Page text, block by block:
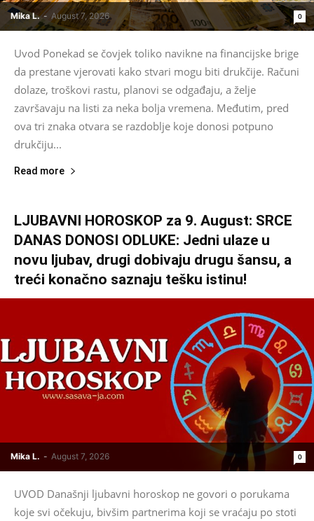
Mika L. - August 7, 2026 0
Uvod Ponekad se čovjek toliko navikne na financijske brige
da prestane vjerovati kako stvari mogu biti drukčije. Računi
dolaze, troškovi rastu, planovi se odgađaju, a želje
završavaju na listi za neka bolja vremena. Međutim, pred
ova tri znaka otvara se razdoblje koje donosi potpuno
drukčiju...
Read more
LJUBAVNI HOROSKOP za 9. August: SRCE
DANAS DONOSI ODLUKE: Jedni ulaze u
novu ljubav, drugi dobivaju drugu šansu, a
treći konačno saznaju tešku istinu!
Mika L. - August 7, 2026 0
UVOD Današnji ljubavni horoskop ne govori o porukama
koje svi očekuju, bivšim partnerima koji se vraćaju po stoti